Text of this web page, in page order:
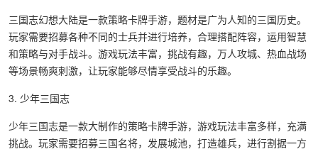
三国志幻想大陆是一款策略卡牌手游，题材是广为人知的三国历史。
玩家需要招募各种不同的士兵并进行培养，合理搭配阵容，运用智慧
和策略与对手战斗。游戏玩法丰富，挑战有趣，万人攻城、热血战场
等场景畅爽刺激，让玩家能够尽情享受战斗的乐趣。
3. 少年三国志
少年三国志是一款大制作的策略卡牌手游，游戏玩法丰富多样，充满
挑战。玩家需要招募三国名将，发展城池，打造雄兵，进行割据一方